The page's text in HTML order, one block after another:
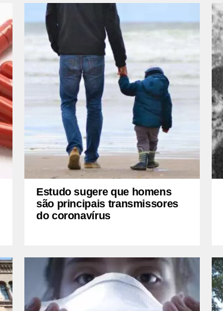
Estudo sugere que homens
são principais transmissores
do coronavírus